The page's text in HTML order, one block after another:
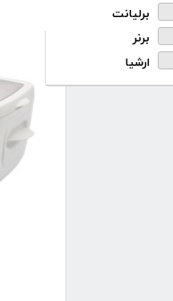
برلیانت
برنر
ارشیا